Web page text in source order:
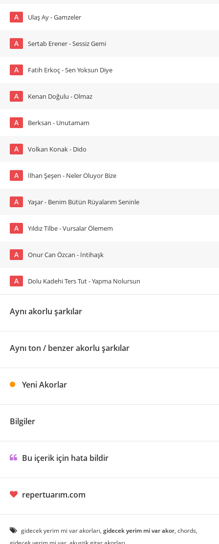
A Ulaş Ay - Gamzeler
A Sertab Erener - Sessiz Gemi
A Fatih Erkoç - Sen Yoksun Diye
A Kenan Doğulu - Olmaz
A Berksan - Unutamam
A Volkan Konak - Dido
A İlhan Şeşen - Neler Oluyor Bize
A Yaşar - Benim Bütün Rüyalarım Seninle
A Yıldız Tilbe - Vursalar Ölemem
A Onur Can Özcan - İntihaşk
A Dolu Kadehi Ters Tut - Yapma Nolursun
Aynı akorlu şarkılar
Aynı ton / benzer akorlu şarkılar
Yeni Akorlar
Bilgiler
Bu içerik için hata bildir
repertuarım.com
gidecek yerim mi var akorları, gidecek yerim mi var akor, chords,